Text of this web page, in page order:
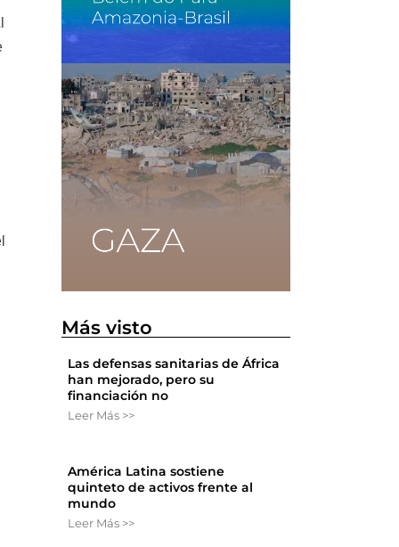
Más visto
Las defensas sanitarias de África
han mejorado, pero su
financiación no
Leer Más >>
América Latina sostiene
quinteto de activos frente al
mundo
Leer Más >>